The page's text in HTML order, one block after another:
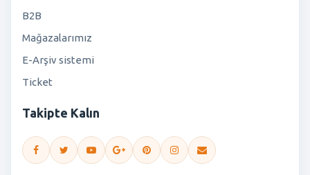
B2B
Mağazalarımız
E-Arşiv sistemi
Ticket
Takipte Kalın